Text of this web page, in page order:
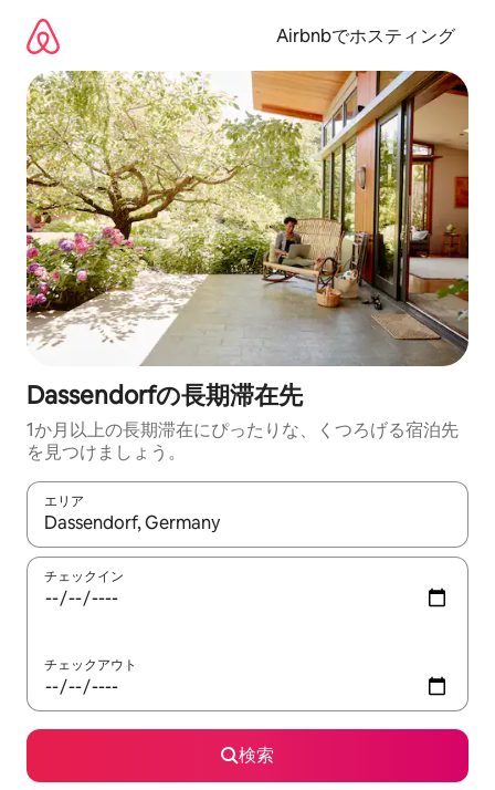
Airbnbでホスティング
Dassendorfの長期滞在先
1か月以上の長期滞在にぴったりな、くつろげる宿泊先
を見つけましょう。
エリア
検索結果が表示されたら、上下の矢印キーを使って移動するか
チェックイン
チェックアウト
検索